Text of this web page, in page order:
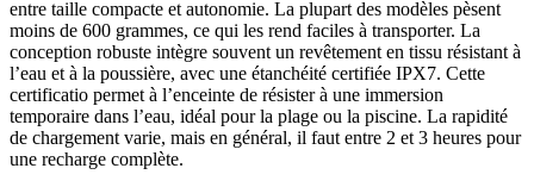
entre taille compacte et autonomie. La plupart des modèles pèsent
moins de 600 grammes, ce qui les rend faciles à transporter. La
conception robuste intègre souvent un revêtement en tissu résistant à
l’eau et à la poussière, avec une étanchéité certifiée IPX7. Cette
certificatio permet à l’enceinte de résister à une immersion
temporaire dans l’eau, idéal pour la plage ou la piscine. La rapidité
de chargement varie, mais en général, il faut entre 2 et 3 heures pour
une recharge complète.